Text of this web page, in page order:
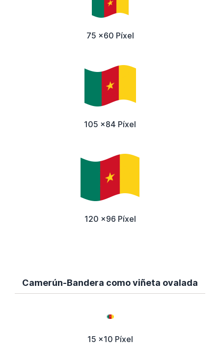
75 x60 Píxel
105 x84 Píxel
120 x96 Píxel
Camerún-Bandera como viñeta ovalada
15 x10 Píxel